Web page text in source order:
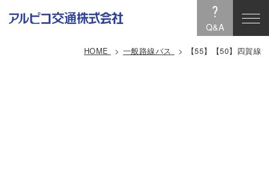
?
Q&A
HOME 一般路線バス 【55】【50】四賀線